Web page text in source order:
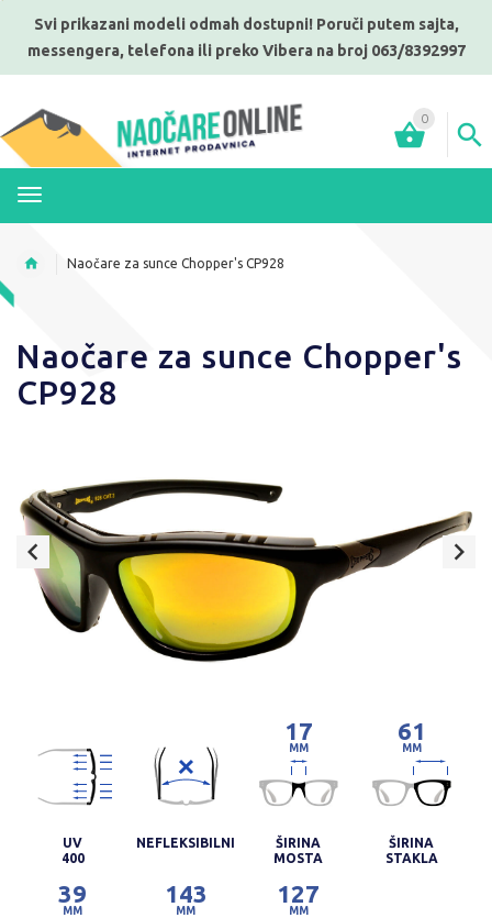
Svi prikazani modeli odmah dostupni! Poruči putem sajta,
messengera, telefona ili preko Vibera na broj 063/8392997
0
Naočare za sunce Chopper's CP928
Naočare za sunce Chopper's
CP928
UV
400
NEFLEKSIBILNI
17
MM
ŠIRINA
MOSTA
61
MM
ŠIRINA
STAKLA
39
MM
143
MM
127
MM